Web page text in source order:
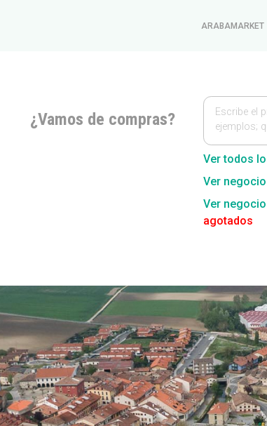
ARABAMARKET
¿Vamos de compras?
Escribe el
ejemplos;
Ver todos
Ver
Ver
agotados